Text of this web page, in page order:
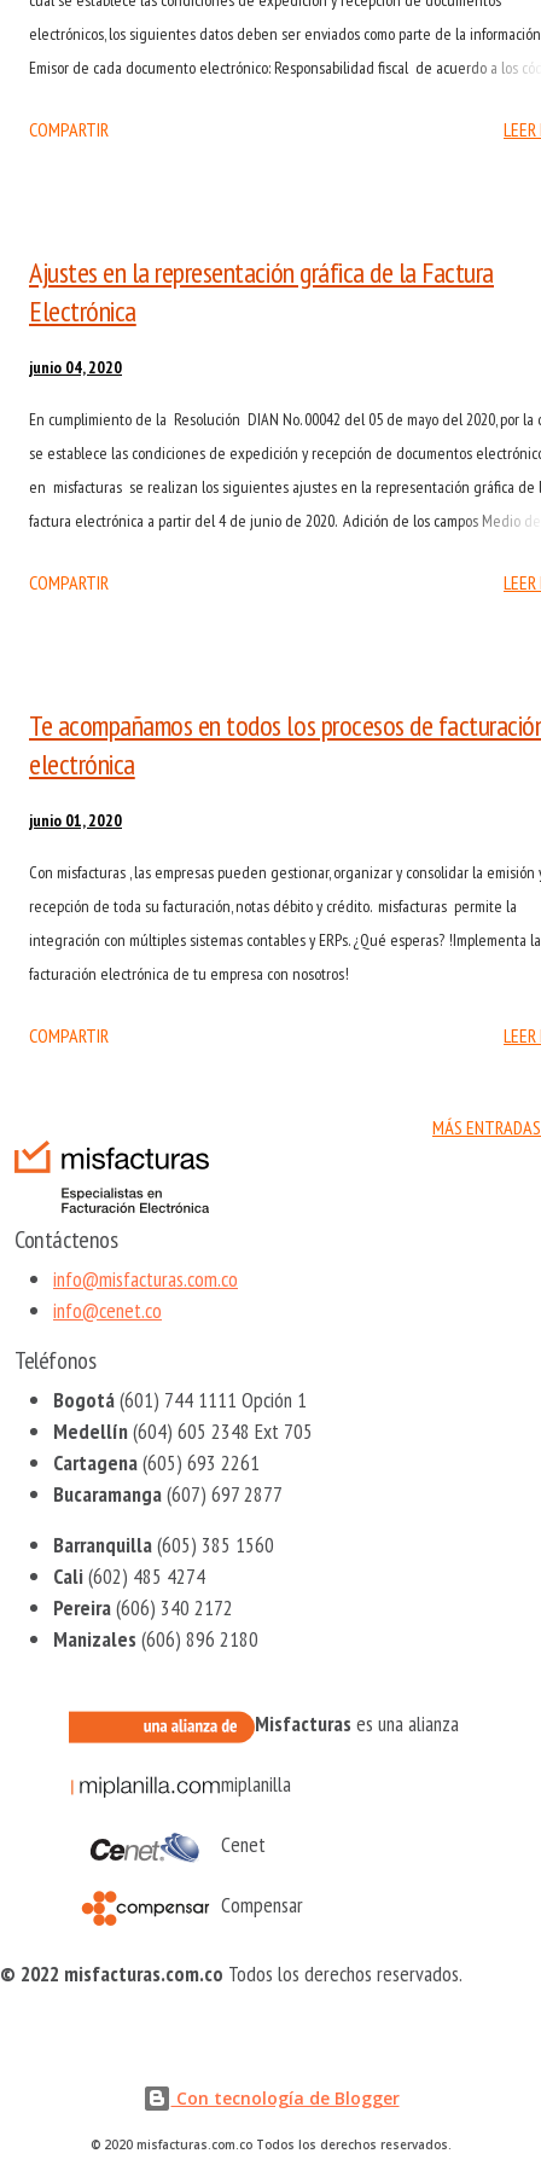
electrónicos, los siguientes datos deben ser enviados como parte de la
Emisor de cada documento electrónico: Responsabilidad fiscal de acuerdo a los
2020- Numeral 6.2.7) Detalles tributarios del adquirente ( campo TaxScheme
electrónica, misfacturas solicitará esta información de manera obligatoria a cada
a partir del 4 de junio de 2020
COMPARTIR
Ajustes en la representación gráfica de la Factura
Electrónica
junio 04, 2020
En cumplimiento de la Resolución DIAN No. 00042 del 05 de mayo del 2020, por la
se establece las condiciones de expedición y recepción de documentos
en misfacturas se realizan los siguientes ajustes en la representación gráfica de
factura electrónica a partir del 4 de junio de 2020. Adición de los campos Medio de
Adición del proveedor tecnológico: “ Impreso por CENET SA NIT 830057860 -
COMPARTIR
Te acompañamos en todos los procesos de
electrónica
junio 01, 2020
Con misfacturas , las empresas pueden gestionar, organizar y consolidar la emisión
recepción de toda su facturación, notas débito y crédito. misfacturas permite la
integración con múltiples sistemas contables y ERPs. ¿Qué esperas? !Implementa la
facturación electrónica de tu empresa con nosotros!
COMPARTIR
MÁS ENTRADAS
Contáctenos
info@misfacturas.com.co
info@cenet.co
Teléfonos
Bogotá(601) 744 1111 Opción 1
Medellín(604) 605 2348 Ext 705
Cartagena(605) 693 2261
Bucaramanga(607) 697 2877
Barranquilla(605) 385 1560
Cali(602) 485 4274
Pereira(606) 340 2172
Manizales (606) 896 2180
Misfacturas es una alianza
miplanilla
Cenet
Compensar
© 2022 misfacturas.com.co Todos los derechos reservados.
Con tecnología de Blogger
© 2020 misfacturas.com.co Todos los derechos reservados.